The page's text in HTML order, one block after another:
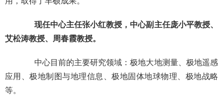
现任中心主任张小红教授，中心副主任庞小平教授、
艾松涛教授、周春霞教授。
中心目前的主要研究领域：极地大地测量、极地遥感
应用、极地制图与地理信息、极地固体地球物理、极地战略
等。